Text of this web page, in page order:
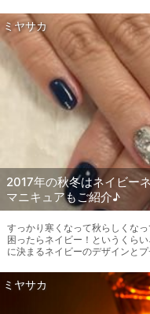
ミヤサカ
2017年の秋冬はネイビー
マニキュアもご紹介♪
すっかり寒くなって秋らしくな
困ったらネイビー！というくら
に決まるネイビーのデザインと
ミヤサカ